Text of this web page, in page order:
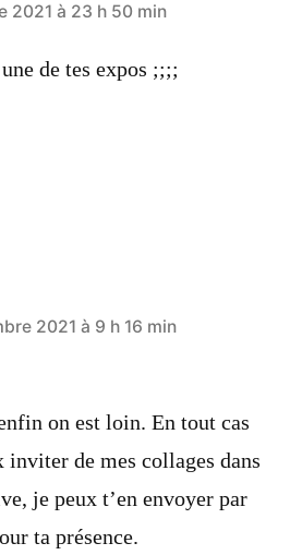
2021 à 23 h 50 min
de tes expos ;;;;
2021 à 9 h 16 min
on est loin. En tout cas
de mes collages dans
je peux t’en envoyer par
ta présence.